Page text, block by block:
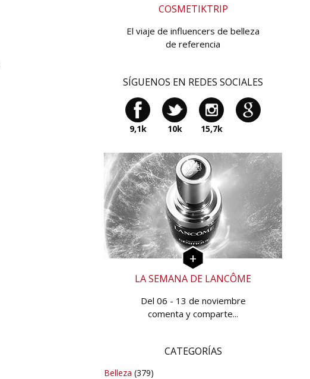
COSMETIKTRIP
El viaje de influencers de belleza
de referencia
SÍGUENOS EN REDES SOCIALES
9,1k 10k 15,7k
LA SEMANA DE LANCÔME
Del 06 - 13 de noviembre
comenta y comparte...
CATEGORÍAS
Belleza (379)